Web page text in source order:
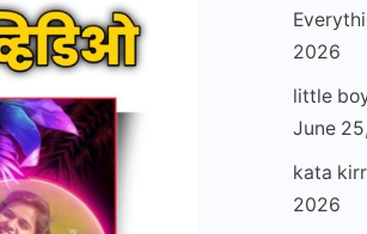
2026
little
June
kata
2026